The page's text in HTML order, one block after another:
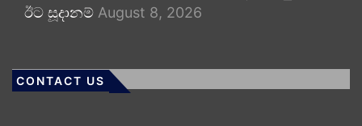
ඊට සූදානම් August 8, 2026
CONTACT US